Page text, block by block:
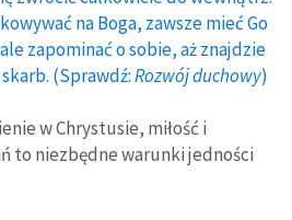
na Boga, zawsze mieć Go
zapominać o sobie, aż znajdzie
(Sprawdź:Rozwój duchowy)
w Chrystusie, miłość i
to niezbędne warunki jedności